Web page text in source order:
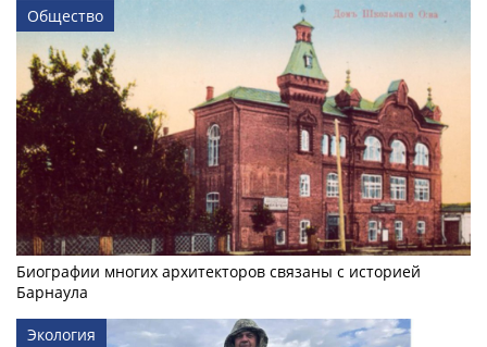
Общество
Биографии многих архитекторов связаны с историей
Барнаула
Экология